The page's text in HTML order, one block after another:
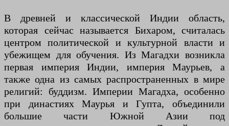
В древней и классической Индии область,
которая сейчас называется Бихаром, считалась
центром политической и культурной власти и
убежищем для обучения. Из Магадхи возникла
первая империя Индии, империя Маурьев, а
также одна из самых распространенных в мире
религий: буддизм. Империи Магадха, особенно
при династиях Маурья и Гупта, объединили
большие части Южной Азии под